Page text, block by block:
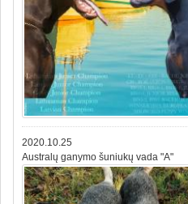
2020.10.25
Australų ganymo šuniukų vada "A"